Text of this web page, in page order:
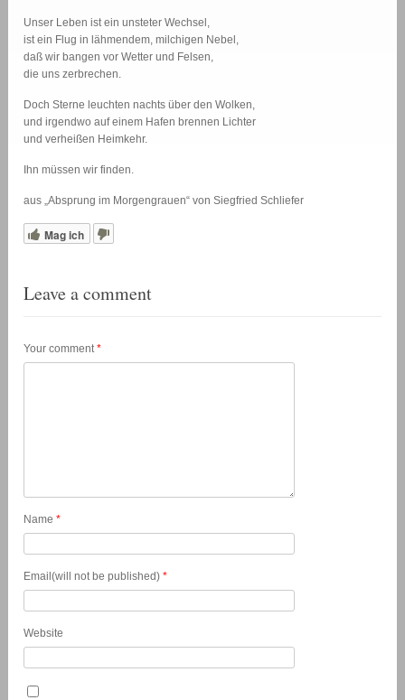
Unser Leben ist ein unsteter Wechsel,
ist ein Flug in lähmendem, milchigen Nebel,
daß wir bangen vor Wetter und Felsen,
die uns zerbrechen.
Doch Sterne leuchten nachts über den Wolken,
und irgendwo auf einem Hafen brennen Lichter
und verheißen Heimkehr.
Ihn müssen wir finden.
aus „Absprung im Morgengrauen“ von Siegfried Schliefer
Mag ich
Leave a comment
Your comment*
Name*
Email(will not be published)*
Website